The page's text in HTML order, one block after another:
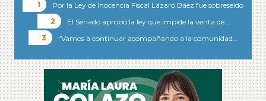
Por la Ley de Inocencia Fiscal Lázaro Báez fue sobreseído
El Senado aprobó la ley que impide la venta de…
“Vamos a continuar acompañando a la comunidad…